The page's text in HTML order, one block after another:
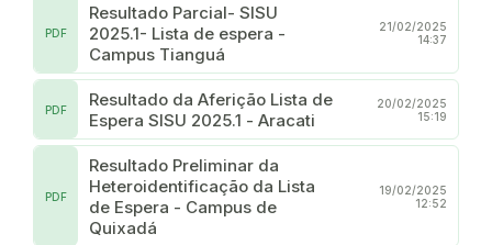
Resultado Parcial- SISU
2025.1- Lista de espera -
Campus Tianguá
PDF
21/02/2025
14:37
Resultado da Aferição Lista de
Espera SISU 2025.1 - Aracati
PDF
20/02/2025
15:19
Resultado Preliminar da
Heteroidentificação da Lista
de Espera - Campus de
Quixadá
PDF
19/02/2025
12:52